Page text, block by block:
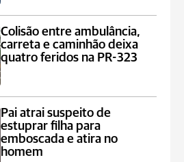
Colisão entre ambulância,
carreta e caminhão deixa
quatro feridos na PR-323
Pai atrai suspeito de
estuprar filha para
emboscada e atira no
homem